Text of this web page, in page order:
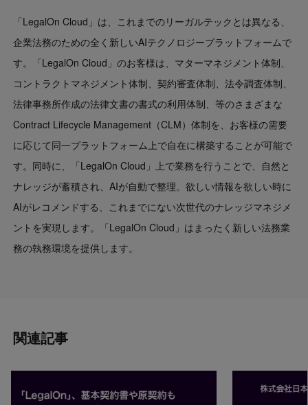
「LegalOn Cloud」は、これまでのリーガルテックとは異なる、
企業法務のための全く新しいAIテクノロジープラットフォームで
す。「LegalOn Cloud」のお客様は、マターマネジメント体制、
コントラクトマネジメント体制、契約審査体制、法令調査体制、
法律事務所作成の法律文書の書式の利用体制、等のさまざまな
Contract Lifecycle Management（CLM）体制を、お客様の需要
に応じて同一プラットフォーム上で自在に構築することが可能で
す。同時に、「LegalOn Cloud」上で業務を行うことで、自然と
ナレッジが蓄積され、AIが自動で整理。欲しい情報を欲しい時に
AIがレコメンドする、これまでにない次世代のナレッジマネジメ
ントを実現します。「LegalOn Cloud」はまったく新しい法務業
務の執務環境を提供します。
関連記事